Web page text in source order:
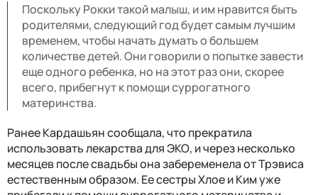
Поскольку Рокки такой малыш, и им нравится быть
родителями, следующий год будет самым лучшим
временем, чтобы начать думать о большем
количестве детей. Они говорили о попытке завести
еще одного ребенка, но на этот раз они, скорее
всего, прибегнут к помощи суррогатного
материнства.
Ранее Кардашьян сообщала, что прекратила
использовать лекарства для ЭКО, и через несколько
месяцев после свадьбы она забеременела от Трэвиса
естественным образом. Ее сестры Хлое и Ким уже